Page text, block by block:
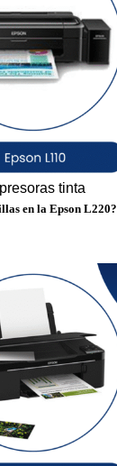
tinta
en la Epson L220?